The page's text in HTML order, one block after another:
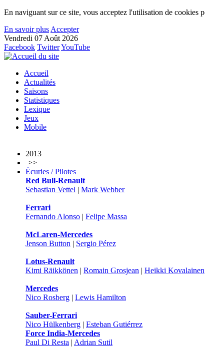
En naviguant sur ce site, vous acceptez l'utilisation de cookies
En savoir plus Accepter
Vendredi 07 Août 2026
Facebook TwitterYouTube
Accueil
Actualités
Saisons
Statistiques
Lexique
Jeux
Mobile
2013
>>
Écuries / Pilotes
Red Bull-Renault
Sebastian Vettel | Mark Webber
Ferrari
Fernando Alonso | Felipe Massa
McLaren-Mercedes
Jenson Button | Sergio Pérez
Lotus-Renault
Kimi Räikkönen | Romain Grosjean | Heikki Kovalainen
Mercedes
Nico Rosberg | Lewis Hamilton
Sauber-Ferrari
Nico Hülkenberg | Esteban Gutiérrez
Force India-Mercedes
Paul Di Resta | Adrian Sutil